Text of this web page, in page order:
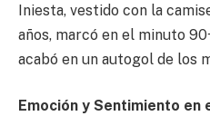
Iniesta, vestido con la
años, marcó en el minuto
acabó en un autogol de los
Emoción y Sentimiento en